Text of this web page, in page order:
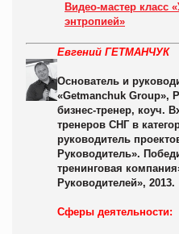
Видео-мастер класс
энтропией»
Евгений ГЕТМАНЧУК
Основатель и
«Getmanchuk Group»,
бизнес-тренер, коуч.
тренеров СНГ в
руководитель
Руководитель».
тренинговая
Руководителей», 2013.
Сферы деятельности: